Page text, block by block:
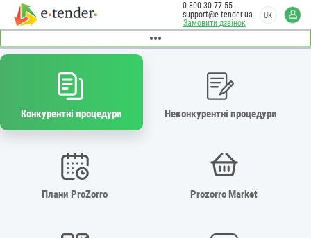
Замовити дзвінок
0 800 30 77 55
support@e-tender.ua
UK
Конкурентні процедури Неконкурентні процедури
Плани ProZorro Prozorro Market